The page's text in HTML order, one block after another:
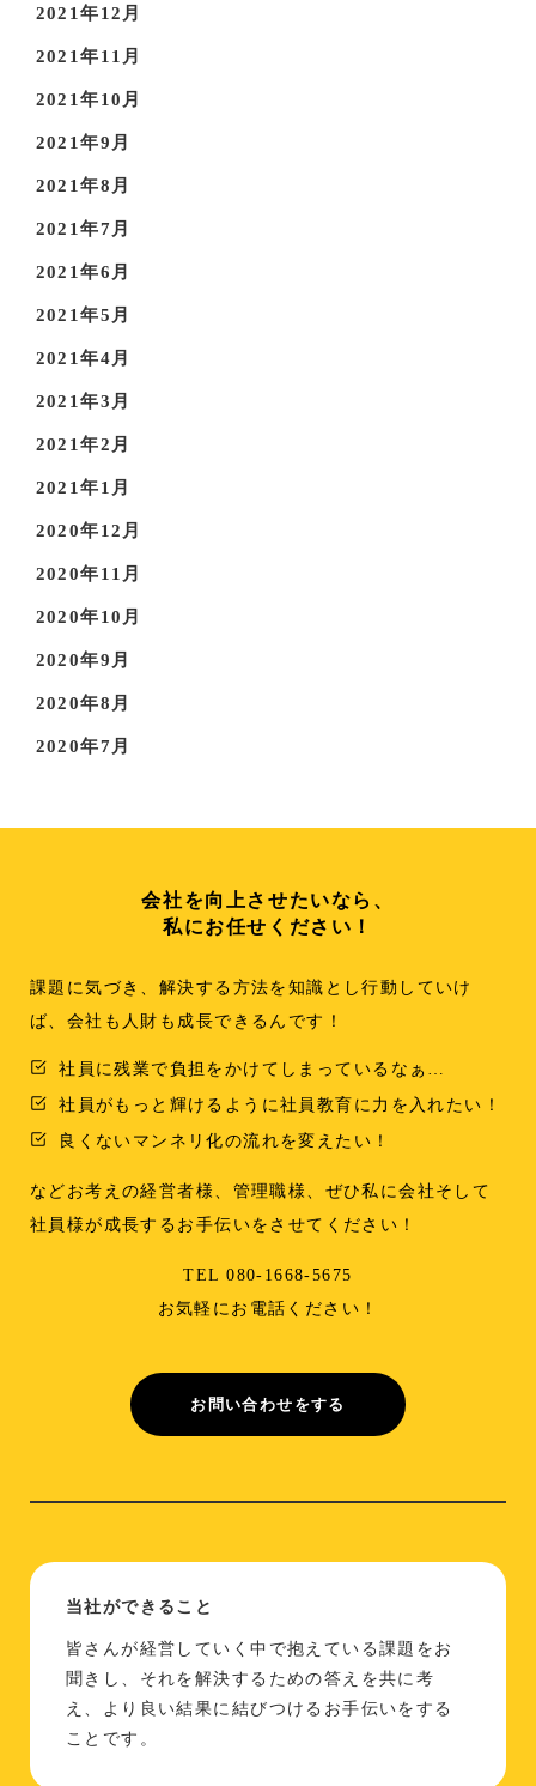
2021年12月
2021年11月
2021年10月
2021年9月
2021年8月
2021年7月
2021年6月
2021年5月
2021年4月
2021年3月
2021年2月
2021年1月
2020年12月
2020年11月
2020年10月
2020年9月
2020年8月
2020年7月
会社を向上させたいなら、
私にお任せください！
課題に気づき、解決する方法を知識とし行動していけ
ば、会社も人財も成長できるんです！
社員に残業で負担をかけてしまっているなぁ…
社員がもっと輝けるように社員教育に力を入れたい！
良くないマンネリ化の流れを変えたい！
などお考えの経営者様、管理職様、ぜひ私に会社そして
社員様が成長するお手伝いをさせてください！
TEL 080-1668-5675
お気軽にお電話ください！
お問い合わせをする
当社ができること
皆さんが経営していく中で抱えている課題をお
聞きし、それを解決するための答えを共に考
え、より良い結果に結びつけるお手伝いをする
ことです。